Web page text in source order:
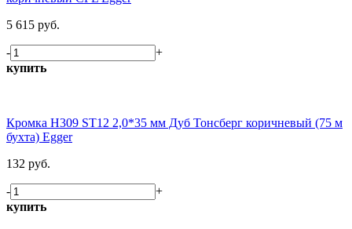
5 615 руб.
-
+
купить
Кромка H309 ST12 2,0*35 мм Дуб Тонсберг коричневый (75 м
бухта) Egger
132 руб.
-
+
купить